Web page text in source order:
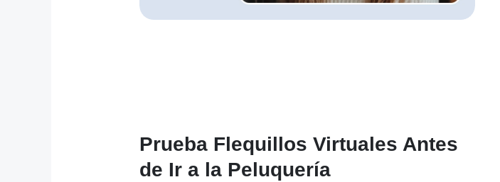
Prueba Flequillos Virtuales Antes
de Ir a la Peluquería